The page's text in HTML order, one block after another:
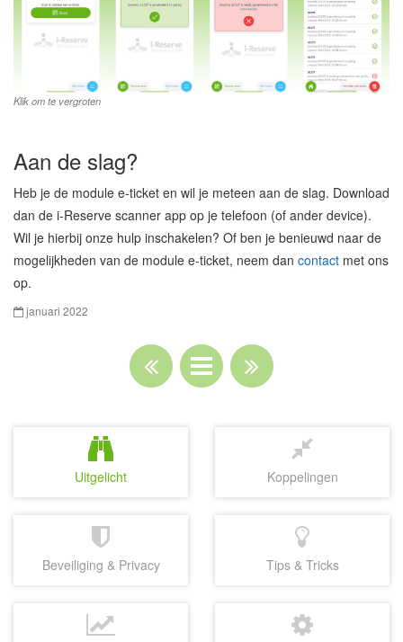
Klik om te vergroten
Aan de slag?
Heb je de module e-ticket en wil je meteen aan de slag. Download
dan de i-Reserve scanner app op je telefoon (of ander device).
Wil je hierbij onze hulp inschakelen? Of ben je benieuwd naar de
mogelijkheden van de module e-ticket, neem dan contact met ons
op.
januari 2022
Uitgelicht Koppelingen
Beveiliging & Privacy Tips & Tricks